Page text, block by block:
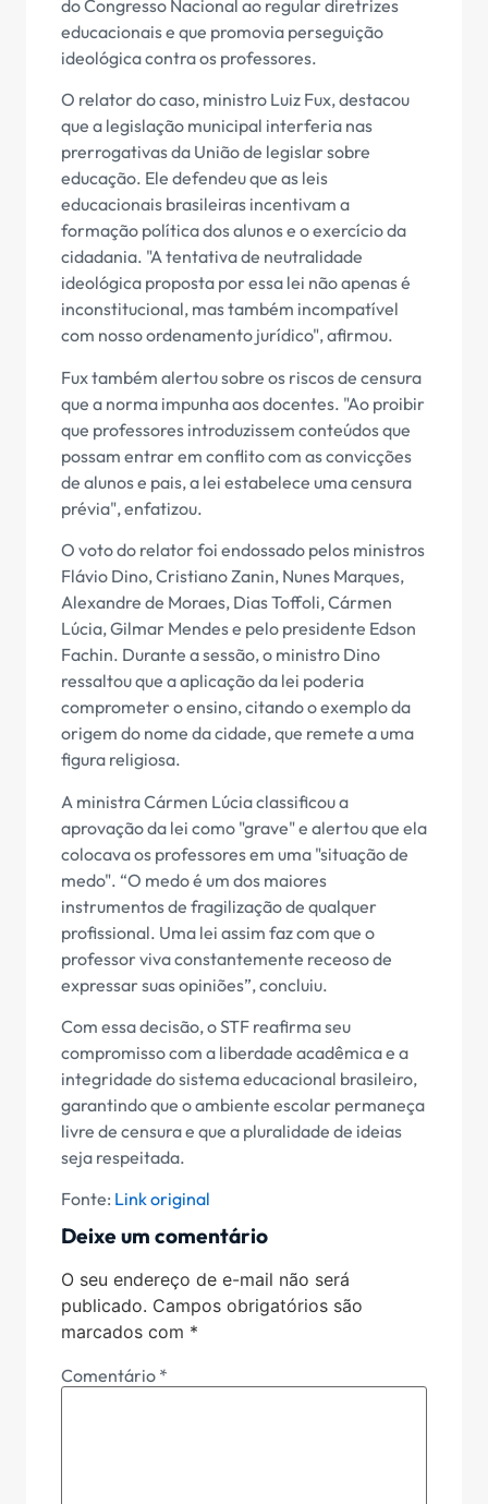
do Congresso Nacional ao regular diretrizes
educacionais e que promovia perseguição
ideológica contra os professores.
O relator do caso, ministro Luiz Fux, destacou
que a legislação municipal interferia nas
prerrogativas da União de legislar sobre
educação. Ele defendeu que as leis
educacionais brasileiras incentivam a
formação política dos alunos e o exercício da
cidadania. "A tentativa de neutralidade
ideológica proposta por essa lei não apenas é
inconstitucional, mas também incompatível
com nosso ordenamento jurídico", afirmou.
Fux também alertou sobre os riscos de censura
que a norma impunha aos docentes. "Ao proibir
que professores introduzissem conteúdos que
possam entrar em conflito com as convicções
de alunos e pais, a lei estabelece uma censura
prévia", enfatizou.
O voto do relator foi endossado pelos ministros
Flávio Dino, Cristiano Zanin, Nunes Marques,
Alexandre de Moraes, Dias Toffoli, Cármen
Lúcia, Gilmar Mendes e pelo presidente Edson
Fachin. Durante a sessão, o ministro Dino
ressaltou que a aplicação da lei poderia
comprometer o ensino, citando o exemplo da
origem do nome da cidade, que remete a uma
figura religiosa.
A ministra Cármen Lúcia classificou a
aprovação da lei como "grave" e alertou que ela
colocava os professores em uma "situação de
medo". “O medo é um dos maiores
instrumentos de fragilização de qualquer
profissional. Uma lei assim faz com que o
professor viva constantemente receoso de
expressar suas opiniões”, concluiu.
Com essa decisão, o STF reafirma seu
compromisso com a liberdade acadêmica e a
integridade do sistema educacional brasileiro,
garantindo que o ambiente escolar permaneça
livre de censura e que a pluralidade de ideias
seja respeitada.
Fonte: Link original
Deixe um comentário
O seu endereço de e-mail não será
publicado. Campos obrigatórios são
marcados com *
Comentário *